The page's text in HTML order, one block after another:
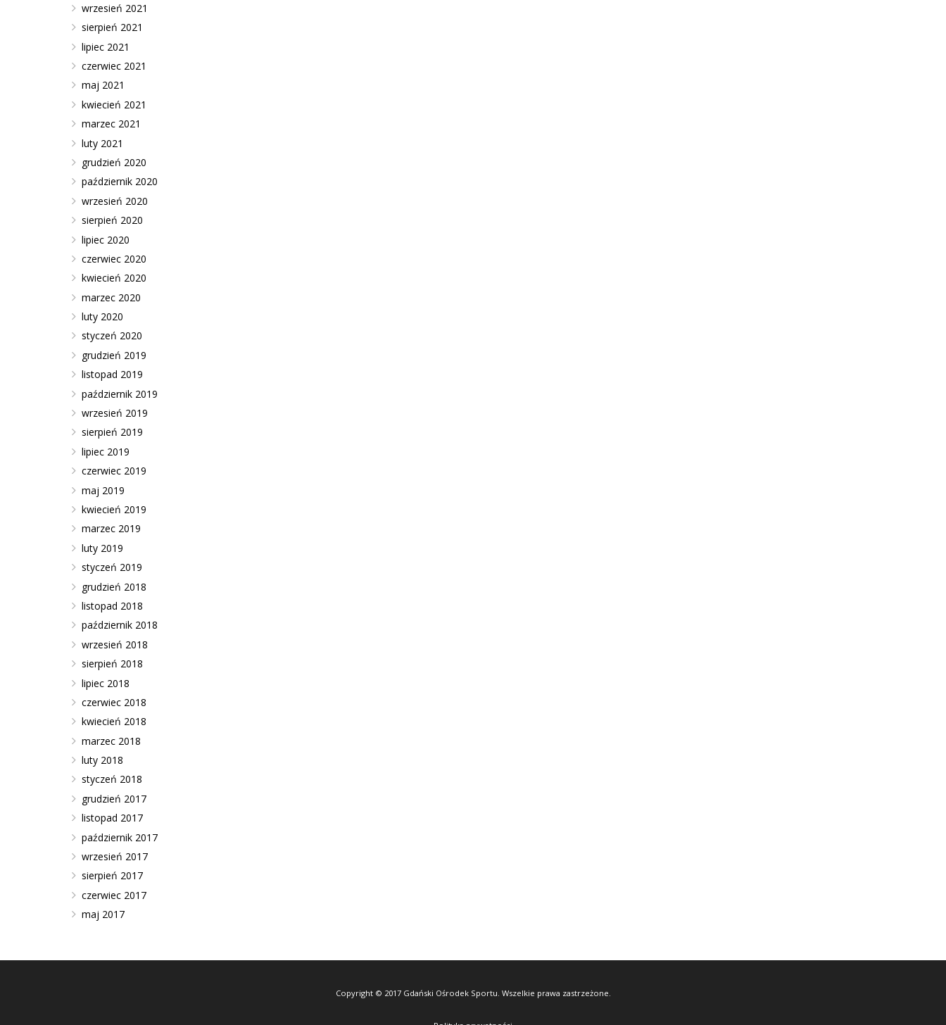
wrzesień 2021
sierpień 2021
lipiec 2021
czerwiec 2021
maj 2021
kwiecień 2021
marzec 2021
luty 2021
grudzień 2020
październik 2020
wrzesień 2020
sierpień 2020
lipiec 2020
czerwiec 2020
kwiecień 2020
marzec 2020
luty 2020
styczeń 2020
grudzień 2019
listopad 2019
październik 2019
wrzesień 2019
sierpień 2019
lipiec 2019
czerwiec 2019
maj 2019
kwiecień 2019
marzec 2019
luty 2019
styczeń 2019
grudzień 2018
listopad 2018
październik 2018
wrzesień 2018
sierpień 2018
lipiec 2018
czerwiec 2018
kwiecień 2018
marzec 2018
luty 2018
styczeń 2018
grudzień 2017
listopad 2017
październik 2017
wrzesień 2017
sierpień 2017
czerwiec 2017
maj 2017
Copyright © 2017 Gdański Ośrodek Sportu. Wszelkie prawa zastrzeżone.